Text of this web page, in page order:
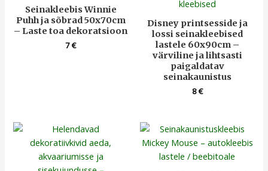
Seinakleebis Winnie
Puhh ja sõbrad 50x70cm
– Laste toa dekoratsioon
7€
Disney printsesside ja
lossi seinakleebised
lastele 60x90cm –
värviline ja lihtsasti
paigaldatav
seinakaunistus
8€